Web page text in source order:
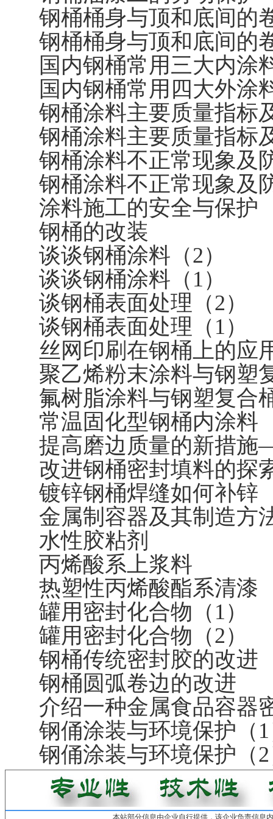
钢桶桶身与顶和底间的
钢桶桶身与顶和底间的
国内钢桶常用三大内涂
国内钢桶常用四大外涂
钢桶涂料主要质量指标
钢桶涂料主要质量指标
钢桶涂料不正常现象及
钢桶涂料不正常现象及
涂料施工的安全与保护
钢桶的改装
谈谈钢桶涂料（2）
谈谈钢桶涂料（1）
谈钢桶表面处理（2）
谈钢桶表面处理（1）
丝网印刷在钢桶上的应
聚乙烯粉末涂料与钢塑
氟树脂涂料与钢塑复合
常温固化型钢桶内涂料
提高磨边质量的新措
改进钢桶密封填料的探
镀锌钢桶焊缝如何补锌
金属制容器及其制造方
水性胶粘剂
丙烯酸系上浆料
热塑性丙烯酸酯系清漆
罐用密封化合物（1）
罐用密封化合物（2）
钢桶传统密封胶的改进
钢桶圆弧卷边的改进
介绍一种金属食品容器
钢俑涂装与环境保护（
钢俑涂装与环境保护（
本站部分信息由企业自行提供，该企业负责信息